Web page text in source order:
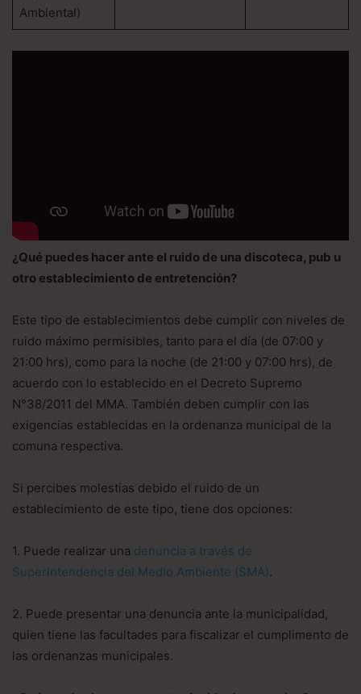
Ambiental)
¿Qué puedes hacer ante el ruido de una discoteca, pub u
otro establecimiento de entretención?
Este tipo de establecimientos debe cumplir con niveles de
ruido máximo permisibles, tanto para el día (de 07:00 y
21:00 hrs), como para la noche (de 21:00 y 07:00 hrs), de
acuerdo con lo establecido en el Decreto Supremo
N°38/2011 del MMA. También deben cumplir con las
exigencias establecidas en la ordenanza municipal de la
comuna respectiva.
Si percibes molestias debido el ruido de un
establecimiento de este tipo, tiene dos opciones:
1. Puede realizar una denuncia a través de
Superintendencia del Medio Ambiente (SMA).
2. Puede presentar una denuncia ante la municipalidad,
quien tiene las facultades para fiscalizar el cumplimento de
las ordenanzas municipales.